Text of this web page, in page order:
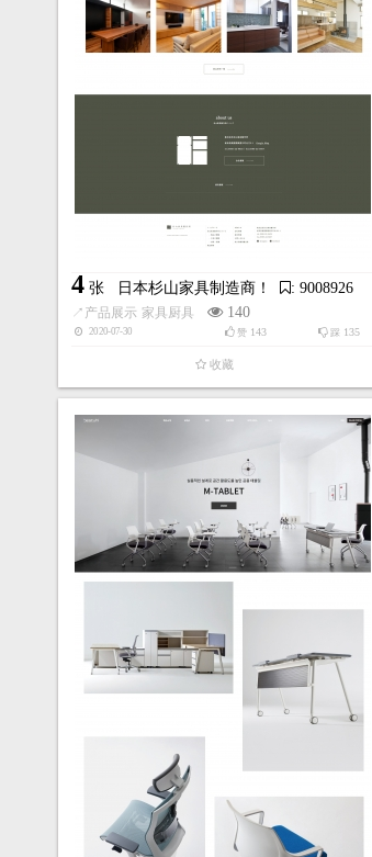
4 张 日本杉山家具制造商！ : 9008926
↗ 产品展示 家具厨具 140
2020-07-30 踩 135
赞 143
收藏